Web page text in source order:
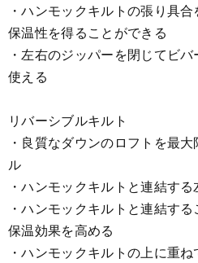
・ハンモックキルトの張り具
保温性を得ることができる
・左右のジッパーを閉じてビ
使える
リバーシブルキルト
・良質なダウンのロフトを最
ル
・ハンモックキルトと連結す
・ハンモックキルトと連結す
保温効果を高める
・ハンモックキルトの上に重